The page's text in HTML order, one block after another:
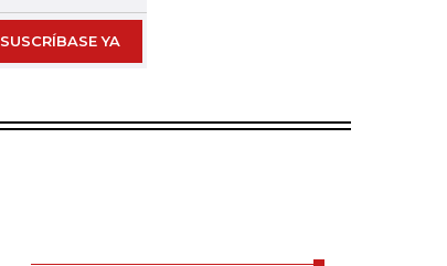
SUSCRÍBASE YA